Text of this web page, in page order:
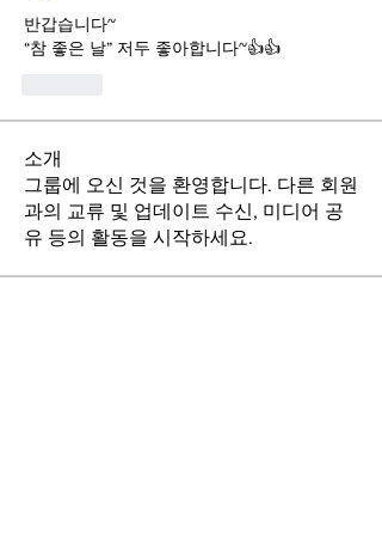
반갑습니다~
“참 좋은 날” 저두 좋아합니다~👍👍
소개
그룹에 오신 것을 환영합니다. 다른 회원
과의 교류 및 업데이트 수신, 미디어 공
유 등의 활동을 시작하세요.